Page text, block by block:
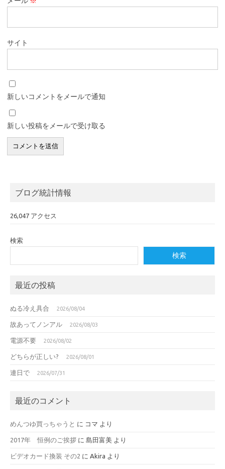
サイト
新しいコメントをメールで通知
新しい投稿をメールで受け取る
ブログ統計情報
26,047 アクセス
検索
検索
最近の投稿
ぬる冷え具合 2026/08/04
故あってノンアル 2026/08/03
電源不要 2026/08/02
どちらが正しい? 2026/08/01
連日で 2026/07/31
最近のコメント
めんつゆ買っちゃうと に コマ より
2017年 恒例のご挨拶 に 島田富美 より
ビデオカード換装 その2 に Akira より